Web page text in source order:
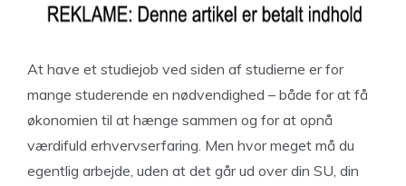
At have et studiejob ved siden af studierne er for
mange studerende en nødvendighed – både for at få
økonomien til at hænge sammen og for at opnå
værdifuld erhvervserfaring. Men hvor meget må du
egentlig arbejde, uden at det går ud over din SU, din